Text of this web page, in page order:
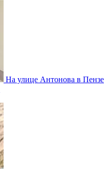
На улице Антонова в Пензе